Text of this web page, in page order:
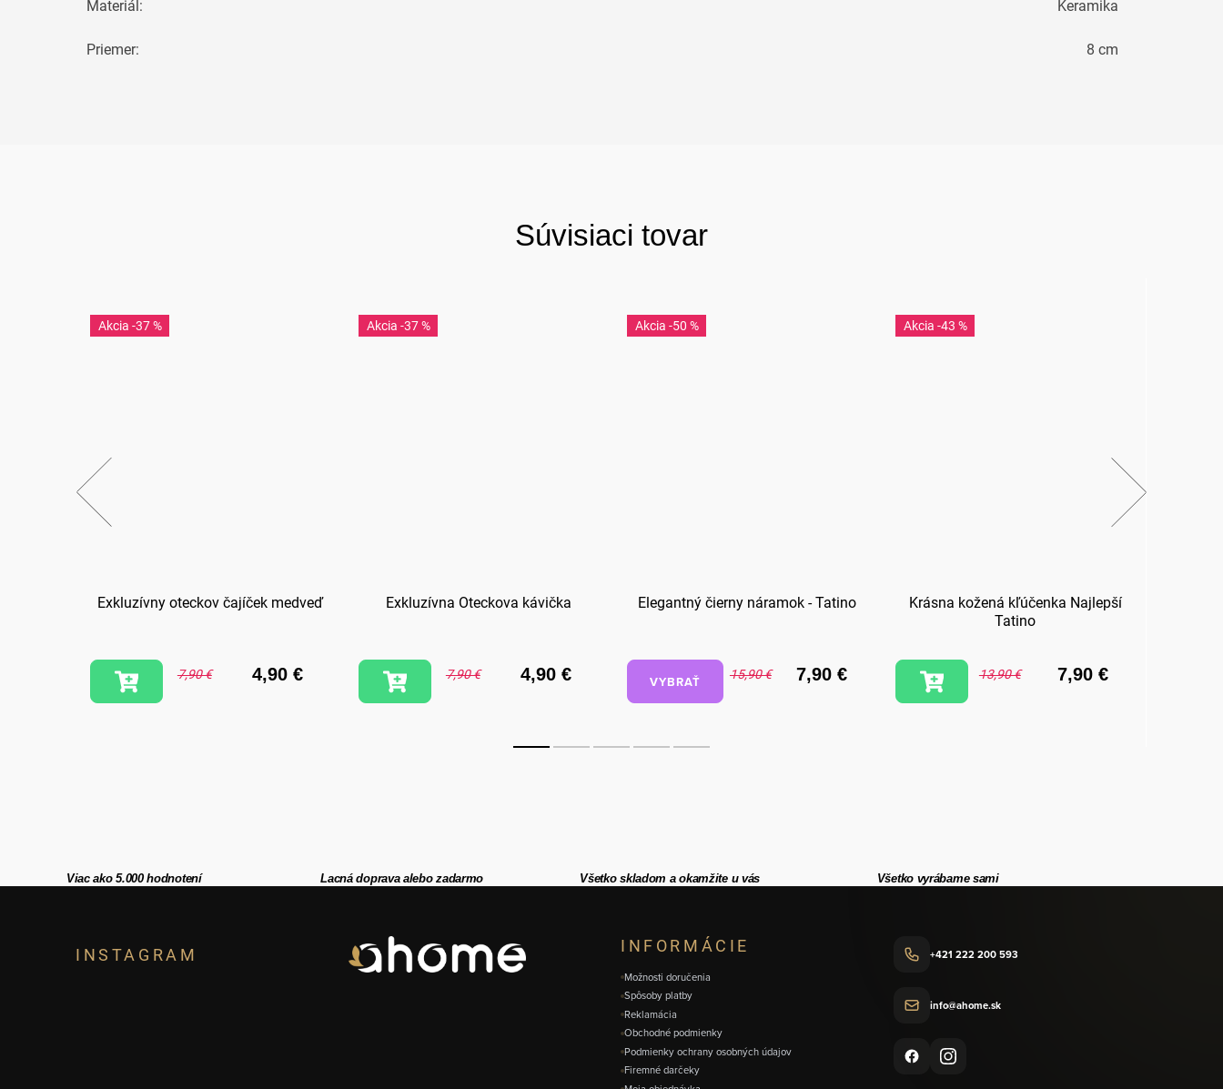
Materiál: Keramika
Priemer: 8 cm
Súvisiaci tovar
-37 %
Exkluzívny oteckov čajíček medveď
7,90 € 4,90 €
-37 %
Exkluzívna Oteckova kávička
7,90 € 4,90 €
-50 %
Elegantný čierny náramok - Tatino
15,90 € 7,90 €
VYBRAŤ
-43 %
Krásna kožená kľúčenka Najlepší
Tatino
13,90 € 7,90 €
Viac ako 5.000 hodnotení Lacná doprava alebo zadarmo Všetko skladom a okamžite u vás Všetko vyrábame sami
INSTAGRAM INFORMÁCIE
Možnosti doručenia
Spôsoby platby
Reklamácia
Obchodné podmienky
Podmienky ochrany osobných údajov
Firemné darčeky
+421 222 200 593
info@ahome.sk